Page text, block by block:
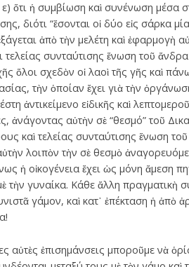
ε) ὅτι ἡ συμβίωση καὶ συνένωση μέσα
διότι “ἔσονται οἱ δύο εἰς σάρκα
ἀπὸ τὴν μελέτη καὶ ἐφαρμογὴ
τελείας συνταύτισης ἕνωση τοῦ
ὅλοι σχεδὸν οἱ λαοὶ τῆς γῆς καὶ
τὴν ὁποίαν ἔχει γιὰ τὴν
ἀντικείμενο εἰδικῆς καὶ
ἀνάγοντας αὐτὴν σὲ “θεσμό” τοῦ
καὶ τελείας συνταύτισης ἕνωση τοῦ
λοιπὸν τὴν σὲ θεσμὸ
ἡ οἰκογένεια ἔχει ὡς μόνη ἄμεση
τὴν γυναίκα. Κάθε ἄλλη πραγματικὴ
γάμον, καὶ κατ᾽ ἐπέκταση ἡ
αὐτὲς ἐπισημάνσεις μποροῦμε νὰ